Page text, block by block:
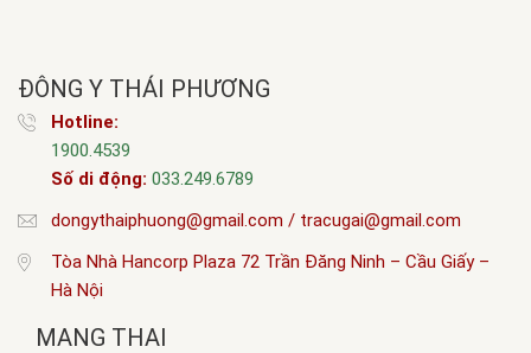
ĐÔNG Y THÁI PHƯƠNG
Hotline:
1900.4539
Số di động: 033.249.6789
dongythaiphuong@gmail.com / tracugai@gmail.com
Tòa Nhà Hancorp Plaza 72 Trần Đăng Ninh – Cầu Giấy –
Hà Nội
MANG THAI